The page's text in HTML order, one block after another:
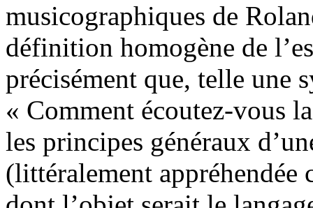
musicographiques de
définition homogène de
précisément que, telle une
« Comment écoutez-vous
les principes généraux
(littéralement appréhendée